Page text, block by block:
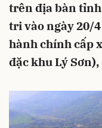
trên địa bàn tỉnh
tri vào ngày 20/
hành chính cấp
đặc khu Lý